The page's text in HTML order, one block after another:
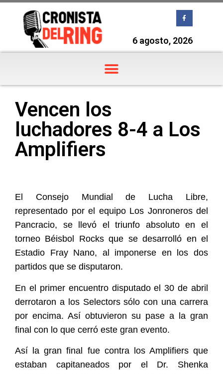
6 agosto, 2026
Vencen los
luchadores 8-4 a Los
Amplifiers
El Consejo Mundial de Lucha Libre,
representado por el equipo Los Jonroneros del
Pancracio, se llevó el triunfo absoluto en el
torneo Béisbol Rocks que se desarrolló en el
Estadio Fray Nano, al imponerse en los dos
partidos que se disputaron.
En el primer encuentro disputado el 30 de abril
derrotaron a los Selectors sólo con una carrera
por encima. Así obtuvieron su pase a la gran
final con lo que cerró este gran evento.
Así la gran final fue contra los Amplifiers que
estaban capitaneados por el Dr. Shenka